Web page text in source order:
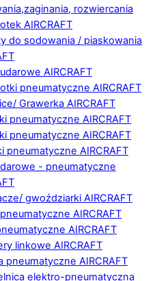
rozwiercania
AIRCRAFT
do sodowania / piaskowania
AIRCRAFT
pneumatyczne AIRCRAFT
Grawerka AIRCRAFT
pneumatyczne AIRCRAFT
pneumatyczne AIRCRAFT
pneumatyczne AIRCRAFT
- pneumatyczne
gwoździarki AIRCRAFT
AIRCRAFT
AIRCRAFT
linkowe AIRCRAFT
pneumatyczne AIRCRAFT
elektro-pneumatyczna